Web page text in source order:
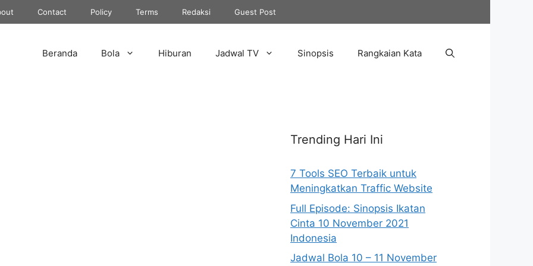
Contact Policy Terms Redaksi Guest Post
Beranda Bola Hiburan Jadwal TV Sinopsis Rangkaian Kata
Trending Hari Ini
7 Tools SEO Terbaik untuk
Meningkatkan Traffic Website
Full Episode: Sinopsis Ikatan
Cinta 10 November 2021
Indonesia
Jadwal Bola 10 – 11 November